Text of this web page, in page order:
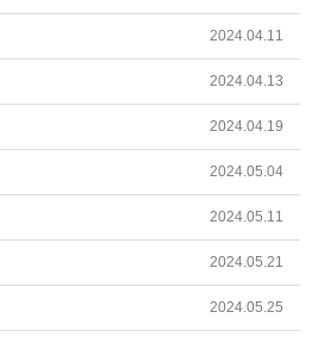
2024.04.11
2024.04.13
2024.04.19
2024.05.04
2024.05.11
2024.05.21
2024.05.25